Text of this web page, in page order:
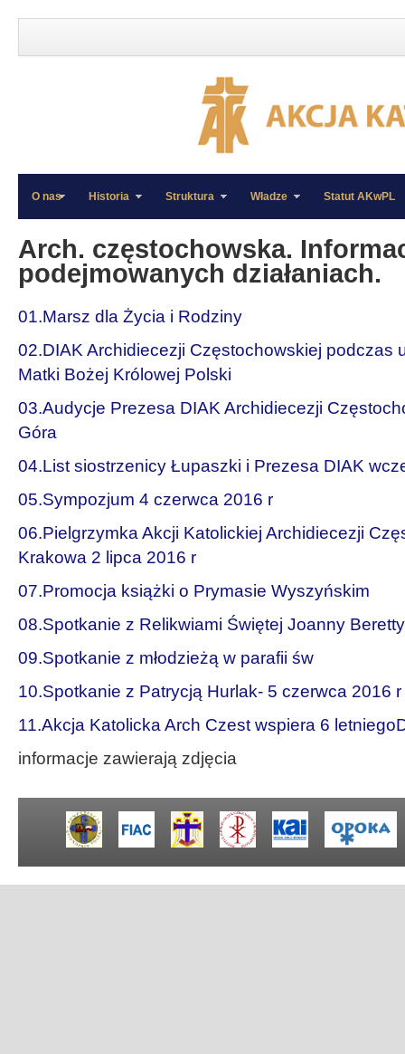
»
»
O nas Historia Struktura Władze Statut AKwPL
Arch. częstochowska.
podejmowanych działaniach.
01.Marsz dla Życia i Rodziny
02.DIAK Archidiecezji Częstochowskiej podczas
Matki Bożej Królowej Polski
03.Audycje Prezesa DIAK Archidiecezji
Góra
04.List siostrzenicy Łupaszki i Prezesa DIAK
05.Sympozjum 4 czerwca 2016 r
06.Pielgrzymka Akcji Katolickiej Archidiecezji
Krakowa 2 lipca 2016 r
07.Promocja książki o Prymasie Wyszyńskim
08.Spotkanie z Relikwiami Świętej Joanny
09.Spotkanie z młodzieżą w parafii św
10.Spotkanie z Patrycją Hurlak- 5 czerwca 2016 r
11.Akcja Katolicka Arch Czest wspiera 6
informacje zawierają zdjęcia